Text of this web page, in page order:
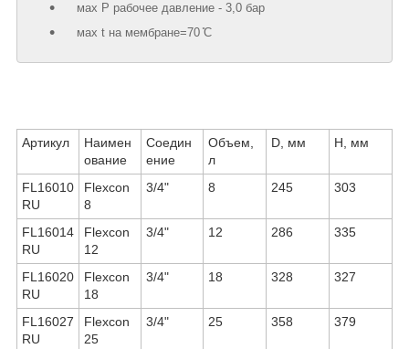
маx Р рабочее давление - 3,0 бар
маx t на мембране=70 ̊С
Артикул
Наимен
ование
Соедин
ение
Объем,
л
D, мм Н, мм
FL16010
RU
Flexcon
8
3/4" 8 245 303
FL16014
RU
Flexcon
12
3/4" 12 286 335
FL16020
RU
Flexcon
18
3/4" 18 328 327
FL16027
RU
Flexcon
25
3/4" 25 358 379